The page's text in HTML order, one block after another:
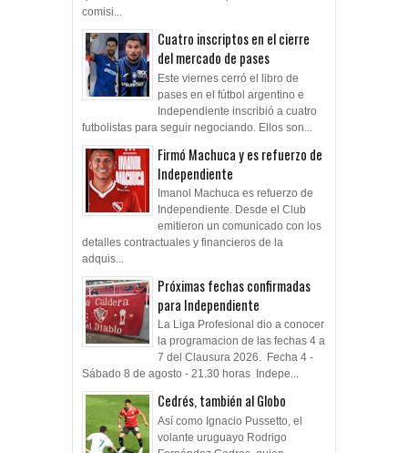
comisi...
Cuatro inscriptos en el cierre
del mercado de pases
Este viernes cerró el libro de
pases en el fútbol argentino e
Independiente inscribió a cuatro
futbolistas para seguir negociando. Ellos son...
Firmó Machuca y es refuerzo de
Independiente
Imanol Machuca es refuerzo de
Independiente. Desde el Club
emitieron un comunicado con los
detalles contractuales y financieros de la
adquis...
Próximas fechas confirmadas
para Independiente
La Liga Profesional dio a conocer
la programacion de las fechas 4 a
7 del Clausura 2026. Fecha 4 -
Sábado 8 de agosto - 21.30 horas Indepe...
Cedrés, también al Globo
Así como Ignacio Pussetto, el
volante uruguayo Rodrigo